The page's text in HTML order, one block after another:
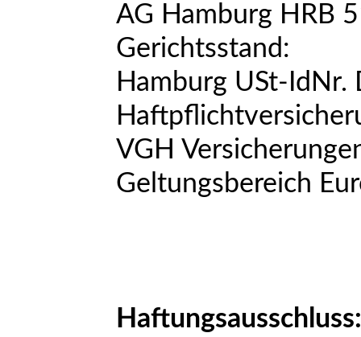
AG Hamburg HRB
Gerichtsstand:
Hamburg USt-
VGH
Geltungsbereich